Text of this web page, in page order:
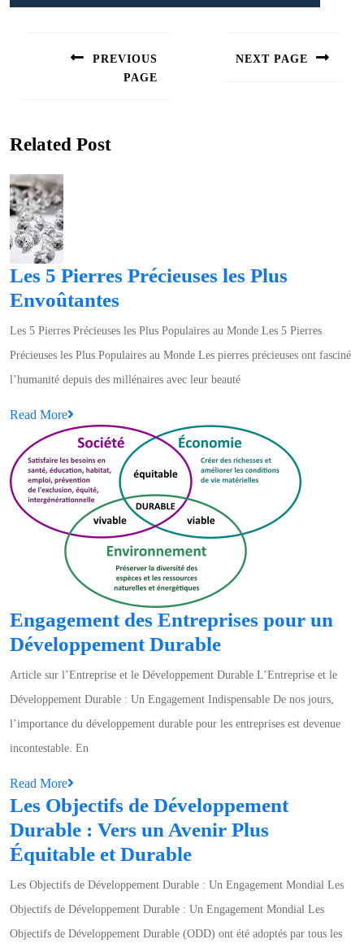
PREVIOUS
PAGE
NEXT PAGE
Related Post
Les 5 Pierres Précieuses les Plus
Envoûtantes
5
Pierres
Précieuses
Plus
Envoûtantes
Les 5 Pierres Précieuses les Plus Populaires au Monde Les 5 Pierres
Précieuses les Plus Populaires au Monde Les pierres précieuses ont fasciné
l’humanité depuis des millénaires avec leur beauté
Read More
More
Engagement des Entreprises pour un
Développement DurableEngagement
des
Entreprises
pour
Article sur l’Entreprise et le Développement Durable L’Entreprise et le
Développement Durable : Un Engagement Indispensable De nos jours,
l’importance du développement durable pour les entreprises est devenue
incontestable. En
Read More
More
Les Objectifs de Développement
Durable : Vers un Avenir Plus
Équitable et DurableLes
Objectifs
de
Développement
Les Objectifs de Développement Durable : Un Engagement Mondial Les
Objectifs de Développement Durable : Un Engagement Mondial Les
Objectifs de Développement Durable (ODD) ont été adoptés par tous les